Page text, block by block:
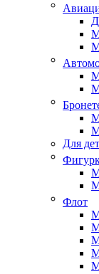
Для
Флот